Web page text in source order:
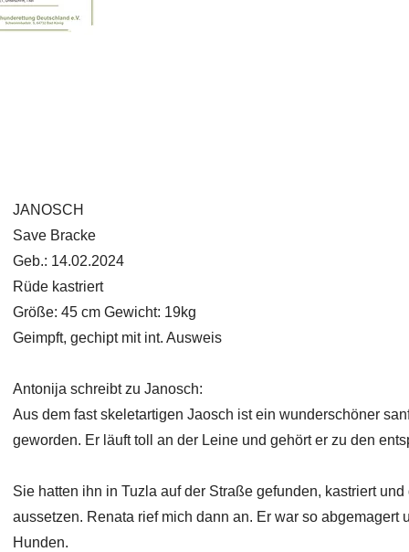
JANOSCH
Save Bracke
Geb.: 14.02.2024
Rüde kastriert
Größe: 45 cm Gewicht: 19kg
Geimpft, gechipt mit int. Ausweis
Antonija schreibt zu Janosch:
Aus dem fast skeletartigen Jaosch ist ein wunderschöner
geworden. Er läuft toll an der Leine und gehört er zu den
Sie hatten ihn in Tuzla auf der Straße gefunden, kastriert
aussetzen. Renata rief mich dann an. Er war so abgemagert
Hunden.